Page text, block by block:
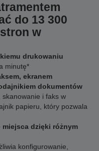
do 13 300
w
drukowaniu
minutę*
ekranem
dokumentów
i faks w
papieru, który pozwala
dzięki różnym
konfigurowanie,